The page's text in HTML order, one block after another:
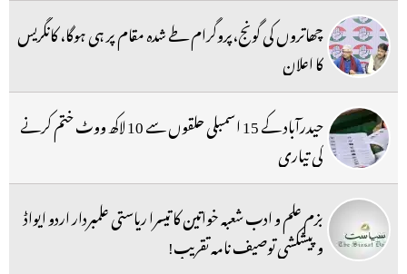
چھاتروں کی گونج،پروگرام طے شدہ مقام پر ہی ہوگا، کانگریس
کا اعلان
حیدرآباد کے 15 اسمبلی حلقوں سے 10 لاکھ ووٹ ختم کرنے
کی تیاری
بزم علم و ادب شعبہ خواتین کا تیسرا ریاستی علمبردار اردو ایواڈ
و پیشکشی توصیف نامہ تقریب!